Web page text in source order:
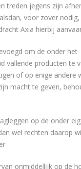
treden jegens zijn
voor zover
Axia hierbij
om de onder het
vallende producten te
of op enige andere
macht te geven,
op de onder
wel rechten daarop
onmiddellijk op de